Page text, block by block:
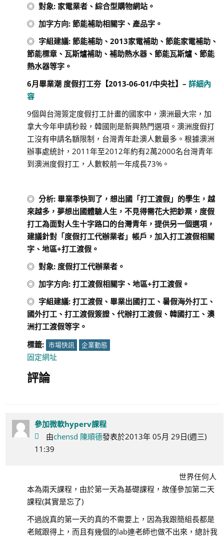
◎ 對象: 家電業者、綜合型購物網站。
◎ 加字方向: 節能補助相關字、產品字。
◎ 字組建議: 節能補助、 2013家電補助、節能家電補助、
節能標章、瓦斯爐補助、補助熱水器、節能瓦斯爐、節能
熱水器等字。
6月畢業潮 度假打工夯【2013-06-01/中央社】 – 詳細內
容
9個與台灣簽定度假打工計畫的國家中，澳洲最大宗，加
拿大今年申請秒殺，韓國則是新興熱門選項。澳洲度假打
工沒有申請名額限制，台灣青年赴澳人數最多。根據澳洲
辦事處統計，2011年至2012年約有2萬2000名台灣青年
到澳洲度假打工，人數較前一年成長73%。
◎ 分析: 畢業季快到了，想出國「打工渡假」的學生，越
來越多，夢想出國體驗人生，不見得需花大把鈔票，度假
打工為面對人生十字路口的台灣青年，提供另一個選項，
建議針對「度假打工代辦業者」帳戶，加入打工渡假相關
字、地區+打工渡假。
◎ 對象: 度假打工代辦業者。
◎ 加字方向: 打工渡假相關字、地區+打工渡假。
◎ 字組建議: 打工渡假、畢業出國打工、暑假海外打工、
國外打工、打工渡假簽證、代辦打工渡假、韓國打工、澳
洲打工渡假等字。
標籤: 市場快訊 企業動態
固定網址
評論
參加微軟hyperv課程
由chensd 陳順德發表於2013年 05月 29日(週三)
11:39
世界任何人
本為兩天課程，由於第一天為基礎課程，故僅參加第二天
課程(其實是忘了)
不過說真的第一天的真的不需要上，因為我跟簡組長都是
老賊跟得上，而且有幾個的lab連老師也做不出來，總計我